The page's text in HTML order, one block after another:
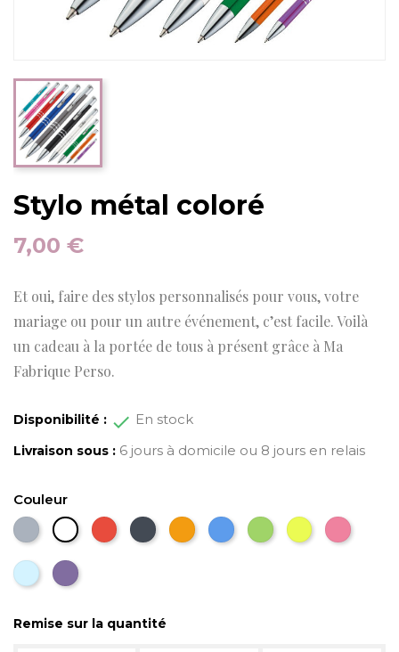
Stylo métal coloré
7,00 €
Et oui, faire des stylos personnalisés pour vous, votre
mariage ou pour un autre événement, c’est facile. Voilà
un cadeau à la portée de tous à présent grâce à Ma
Fabrique Perso.
Disponibilité : En stock
Livraison sous : 6 jours à domicile ou 8 jours en relais
Couleur
Gris
Blanc Rouge Noir OrangeBleu Vert Jaune Rose
Bleu
Violet
Remise sur la quantité